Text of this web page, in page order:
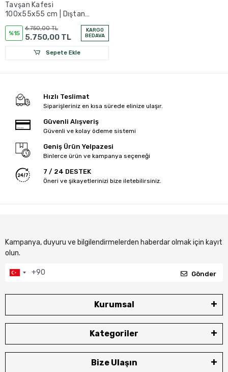
Tavşan Kafesi
100x55x55 cm | Dıştan
Yuvalıklı | Izgaralı | OSB
%15
6.750,00 TL
5.750,00 TL
KARGO
BEDAVA
Sepete Ekle
Hızlı Teslimat
Siparişleriniz en kısa sürede elinize ulaşır.
Güvenli Alışveriş
Güvenli ve kolay ödeme sistemi
Geniş Ürün Yelpazesi
Binlerce ürün ve kampanya seçeneği
7 / 24 DESTEK
Öneri ve şikayetlerinizi bize iletebilirsiniz.
Kampanya, duyuru ve bilgilendirmelerden haberdar olmak için kayıt
olun.
Gönder
Kurumsal
Kategoriler
Bize Ulaşın